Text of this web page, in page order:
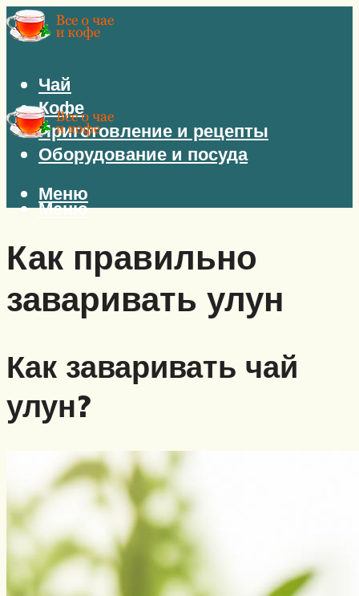
Чай
Кофе
Приготовление и рецепты
Оборудование и посуда
Меню
Меню
Как правильно
заваривать улун
Как заваривать чай
улун?